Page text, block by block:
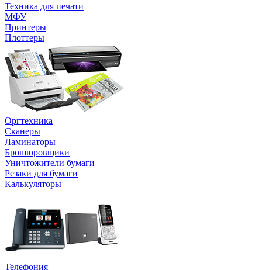
Техника для печати
МФУ
Принтеры
Плоттеры
Оргтехника
Сканеры
Ламинаторы
Брошюровщики
Уничтожители бумаги
Резаки для бумаги
Калькуляторы
Телефония